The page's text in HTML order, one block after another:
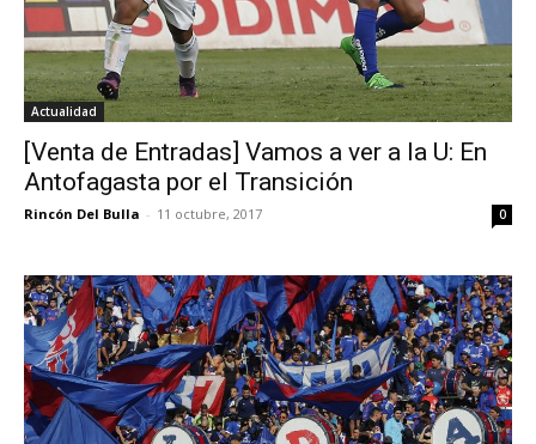
Actualidad
[Venta de Entradas] Vamos a ver a la U: En
Antofagasta por el Transición
Rincón Del Bulla - 11 octubre, 2017 0